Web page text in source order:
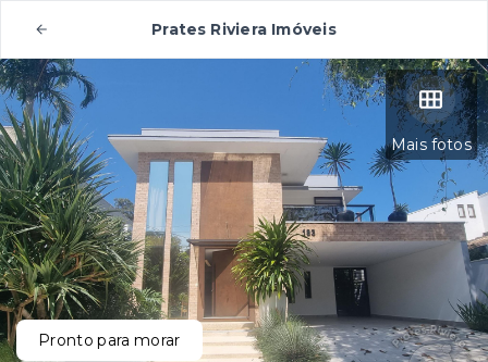
Prates Riviera Imóveis
Mais fotos
Pronto para morar